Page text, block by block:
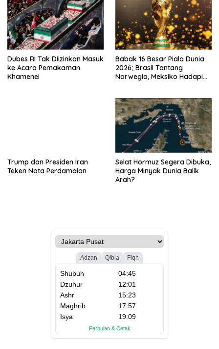
Dubes RI Tak Diizinkan Masuk
ke Acara Pemakaman
Khamenei
Babak 16 Besar Piala Dunia
2026; Brasil Tantang
Norwegia, Meksiko Hadapi
Trump dan Presiden Iran
Teken Nota Perdamaian
Selat Hormuz Segera Dibuka,
Harga Minyak Dunia Balik
Arah?